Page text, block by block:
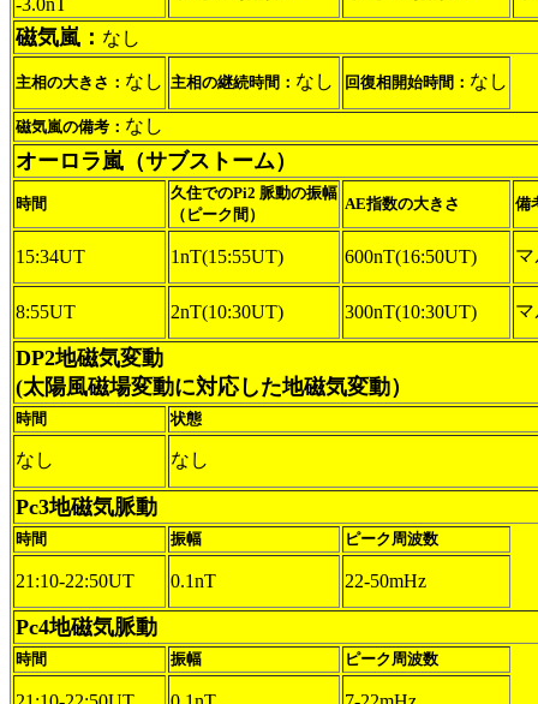
-3.0nT
磁気嵐： なし
主相の大きさ： なし 主相の継続時間： なし 回復相開始時間： なし
磁気嵐の備考： なし
オーロラ嵐（サブストーム）
時間
久住でのPi2 脈動の振幅
（ピーク間）
AE指数の大きさ 備
15:34UT 1nT(15:55UT) 600nT(16:50UT)
8:55UT 2nT(10:30UT) 300nT(10:30UT)
DP2地磁気変動
(太陽風磁場変動に対応した地磁気変動）
時間 状態
なし なし
Pc3地磁気脈動
時間 振幅 ピーク周波数
21:10-22:50UT 0.1nT 22-50mHz
Pc4地磁気脈動
時間 振幅 ピーク周波数